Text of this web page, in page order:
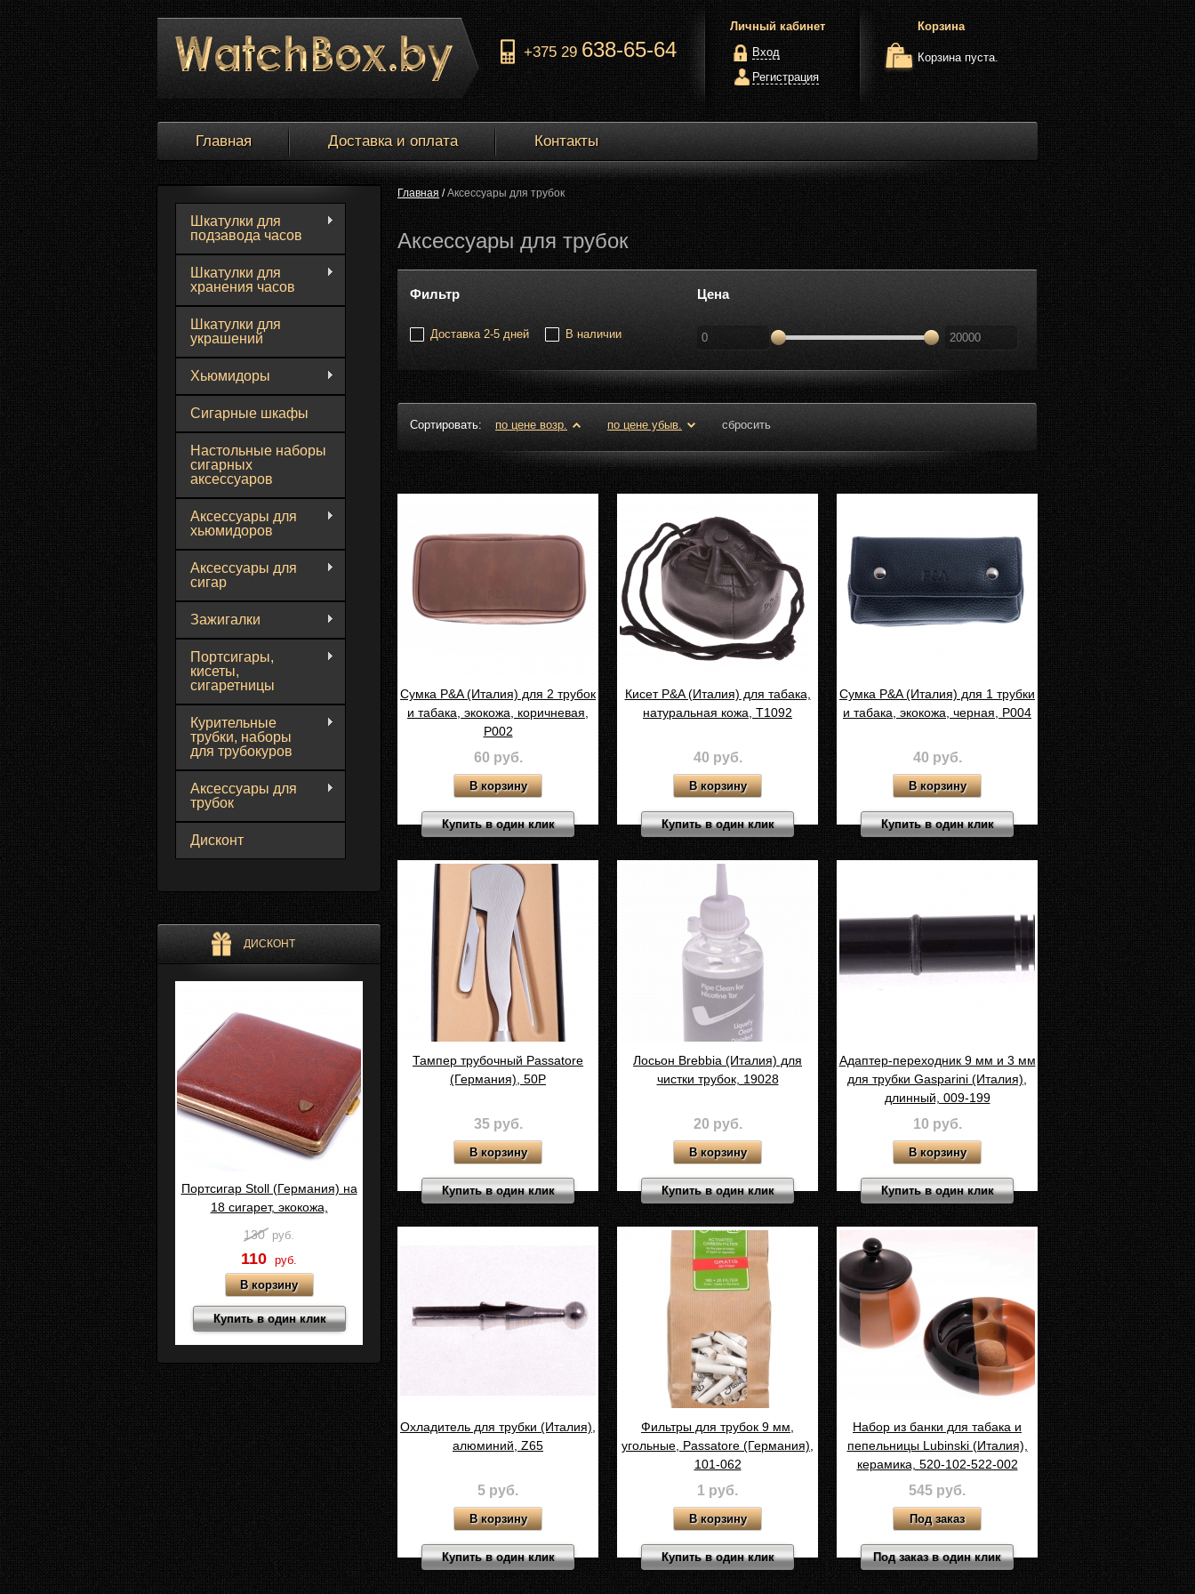
+375 29 638-65-64
Личный кабинет
Вход
Регистрация
Корзина
Корзина пуста.
Главная Доставка и оплата Контакты
Шкатулки для
подзавода часов
Шкатулки для
хранения часов
Шкатулки для
украшений
Хьюмидоры
Сигарные шкафы
Настольные наборы
сигарных
аксессуаров
Аксессуары для
хьюмидоров
Аксессуары для
сигар
Зажигалки
Портсигары,
кисеты,
сигаретницы
Курительные
трубки, наборы
для трубокуров
Аксессуары для
трубок
Дисконт
ДИСКОНТ
Портсигар Stoll (Германия) на
18 сигарет, экокожа,
Коричневый, C11
130 руб.
110 руб.
Купить в один клик
Главная /Аксессуары для трубок
Аксессуары для трубок
Фильтр
Доставка 2-5 дней В наличии
Цена
Сортировать: сбросить
по цене возр. по цене убыв.
Сумка P&A (Италия) для 2 трубок
и табака, экокожа, коричневая,
P002
60 руб.
Купить в один клик
Кисет P&A (Италия) для табака,
натуральная кожа, T1092
40 руб.
Купить в один клик
Сумка P&A (Италия) для 1 трубки
и табака, экокожа, черная, P004
40 руб.
Купить в один клик
Тампер трубочный Passatore
(Германия), 50P
35 руб.
Купить в один клик
Лосьон Brebbia (Италия) для
чистки трубок, 19028
20 руб.
Купить в один клик
Адаптер-переходник 9 мм и 3 мм
для трубки Gasparini (Италия),
длинный, 009-199
10 руб.
Купить в один клик
Охладитель для трубки (Италия),
алюминий, Z65
5 руб.
Купить в один клик
Фильтры для трубок 9 мм,
угольные, Passatore (Германия),
101-062
1 руб.
Купить в один клик
Набор из банки для табака и
пепельницы Lubinski (Италия),
керамика, 520-102-522-002
545 руб.
Под заказ в один клик